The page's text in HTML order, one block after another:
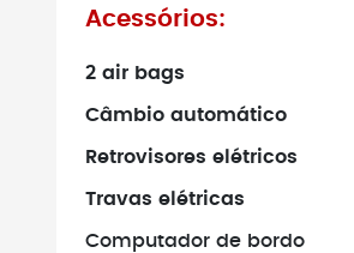
Acessórios:
2 air bags
Câmbio automático
Retrovisores elétricos
Travas elétricas
Computador de bordo